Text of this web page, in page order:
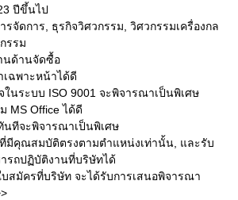
ปีขึ้นไป
ดการ, ธุรกิจวิศวกรรม, วิศวกรรมเครื่องกล
รรม
นด้านจัดซื้อ
ฉพาะหน้าได้ดี
ในระบบ ISO 9001 จะพิจารณาเป็นพิเศษ
MS Office ได้ดี
นทีจะพิจารณาเป็นพิเศษ
มีคุณสมบัติตรงตามตำแหน่งเท่านั้น, และรับ
รถปฏิบัติงานที่บริษัทได้
บสมัครที่บริษัท จะได้รับการเสนอพิจารณา